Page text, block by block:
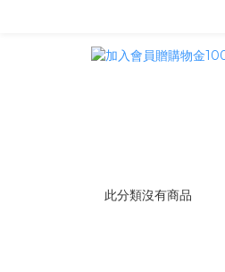
此分類沒有商品